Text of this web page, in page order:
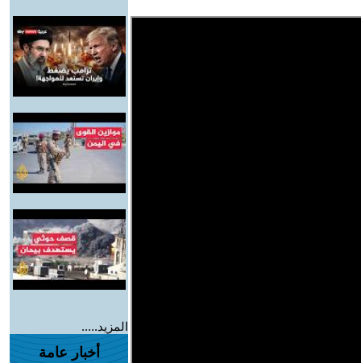
المزيد.....
أخبار عامة